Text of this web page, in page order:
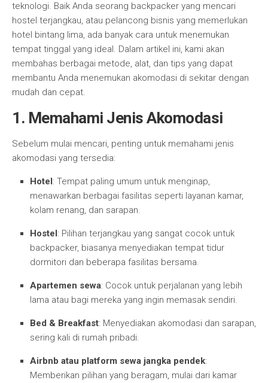
teknologi. Baik Anda seorang backpacker yang mencari
hostel terjangkau, atau pelancong bisnis yang memerlukan
hotel bintang lima, ada banyak cara untuk menemukan
tempat tinggal yang ideal. Dalam artikel ini, kami akan
membahas berbagai metode, alat, dan tips yang dapat
membantu Anda menemukan akomodasi di sekitar dengan
mudah dan cepat.
1. Memahami Jenis Akomodasi
Sebelum mulai mencari, penting untuk memahami jenis
akomodasi yang tersedia:
Hotel: Tempat paling umum untuk menginap,
menawarkan berbagai fasilitas seperti layanan kamar,
kolam renang, dan sarapan.
Hostel: Pilihan terjangkau yang sangat cocok untuk
backpacker, biasanya menyediakan tempat tidur
dormitori dan beberapa fasilitas bersama.
Apartemen sewa: Cocok untuk perjalanan yang lebih
lama atau bagi mereka yang ingin memasak sendiri.
Bed & Breakfast: Menyediakan akomodasi dan sarapan,
sering kali di rumah pribadi.
Airbnb atau platform sewa jangka pendek:
Memberikan pilihan yang beragam, mulai dari kamar